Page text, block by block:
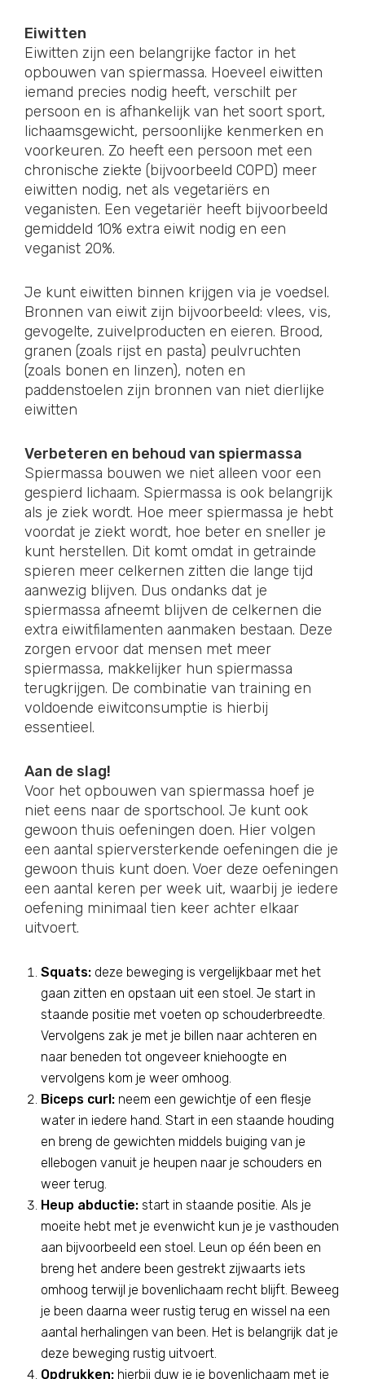
Eiwitten
Eiwitten zijn een belangrijke factor in het
opbouwen van spiermassa. Hoeveel eiwitten
iemand precies nodig heeft, verschilt per
persoon en is afhankelijk van het soort sport,
lichaamsgewicht, persoonlijke kenmerken en
voorkeuren. Zo heeft een persoon met een
chronische ziekte (bijvoorbeeld COPD) meer
eiwitten nodig, net als vegetariërs en
veganisten. Een vegetariër heeft bijvoorbeeld
gemiddeld 10% extra eiwit nodig en een
veganist 20%.
Je kunt eiwitten binnen krijgen via je voedsel.
Bronnen van eiwit zijn bijvoorbeeld: vlees, vis,
gevogelte, zuivelproducten en eieren. Brood,
granen (zoals rijst en pasta) peulvruchten
(zoals bonen en linzen), noten en
paddenstoelen zijn bronnen van niet dierlijke
eiwitten
Verbeteren en behoud van spiermassa
Spiermassa bouwen we niet alleen voor een
gespierd lichaam. Spiermassa is ook belangrijk
als je ziek wordt. Hoe meer spiermassa je hebt
voordat je ziekt wordt, hoe beter en sneller je
kunt herstellen. Dit komt omdat in getrainde
spieren meer celkernen zitten die lange tijd
aanwezig blijven. Dus ondanks dat je
spiermassa afneemt blijven de celkernen die
extra eiwitfilamenten aanmaken bestaan. Deze
zorgen ervoor dat mensen met meer
spiermassa, makkelijker hun spiermassa
terugkrijgen. De combinatie van training en
voldoende eiwitconsumptie is hierbij
essentieel.
Aan de slag!
Voor het opbouwen van spiermassa hoef je
niet eens naar de sportschool. Je kunt ook
gewoon thuis oefeningen doen. Hier volgen
een aantal spierversterkende oefeningen die je
gewoon thuis kunt doen. Voer deze oefeningen
een aantal keren per week uit, waarbij je iedere
oefening minimaal tien keer achter elkaar
uitvoert.
Squats:deze beweging is vergelijkbaar met het
gaan zitten en opstaan uit een stoel. Je start in
staande positie met voeten op schouderbreedte.
Vervolgens zak je met je billen naar achteren en
naar beneden tot ongeveer kniehoogte en
vervolgens kom je weer omhoog.
Biceps curl:neem een gewichtje of een flesje
water in iedere hand. Start in een staande houding
en breng de gewichten middels buiging van je
ellebogen vanuit je heupen naar je schouders en
weer terug.
Heup abductie:start in staande positie. Als je
moeite hebt met je evenwicht kun je je vasthouden
aan bijvoorbeeld een stoel. Leun op één been en
breng het andere been gestrekt zijwaarts iets
omhoog terwijl je bovenlichaam recht blijft. Beweeg
je been daarna weer rustig terug en wissel na een
aantal herhalingen van been. Het is belangrijk dat je
deze beweging rustig uitvoert.
Opdrukken:hierbij duw je je bovenlichaam met je